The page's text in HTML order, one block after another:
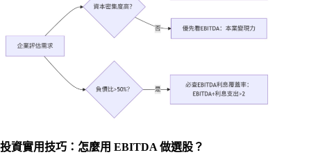
投資實用技巧：怎麼用 EBITDA 做選股？